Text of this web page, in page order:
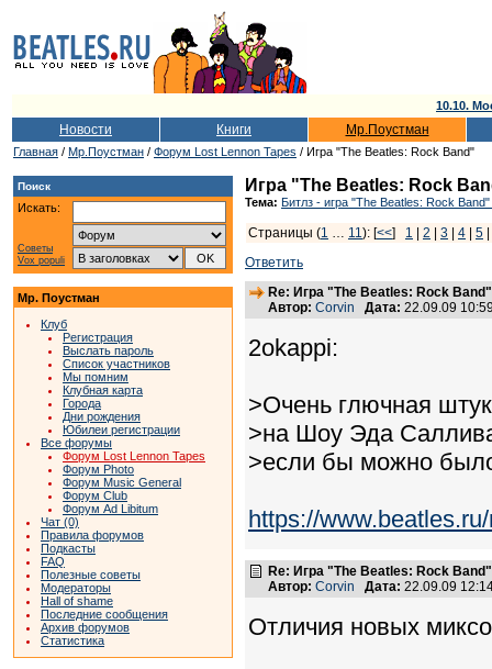
10.10.
Новости Книги Мр.Поустман
Главная / Мр.Поустман / Форум Lost Lennon Tapes / Игра "The Beatles: Rock Band"
Поиск
Искать:
Советы
Vox populi
Мр. Поустман
Клуб
Регистрация
Выслать пароль
Список участников
Мы помним
Клубная карта
Города
Дни рождения
Юбилеи регистрации
Все форумы
Форум Lost Lennon Tapes
Форум Photo
Форум Music General
Форум Club
Форум Ad Libitum
Чат (0)
Правила форумов
Подкасты
FAQ
Полезные советы
Модераторы
Hall of shame
Последние сообщения
Архив форумов
Статистика
Игра "The Beatles: Rock
Тема: Битлз - игра "The Beatles: Rock
Страницы (1 … 11): [<<] 1 2 3 4 5
Ответить
Re: Игра "The Beatles: Rock Band"
Автор: Corvin Дата: 22.09.09
2okappi:
>Очень глючная
>на Шоу Эда
>если бы можно было
https://
Re: Игра "The Beatles: Rock Band"
Автор: Corvin Дата: 22.09.09
Отличия новых